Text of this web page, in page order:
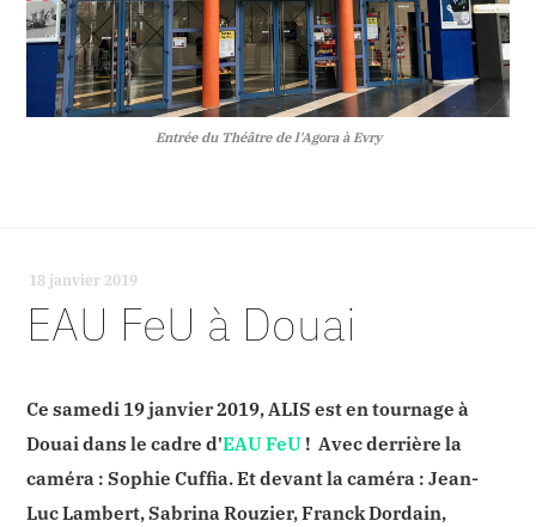
Entrée du Théâtre de l'Agora à Evry
18 janvier 2019
EAU FeU à Douai
Ce samedi 19 janvier 2019, ALIS est en tournage à
Douai dans le cadre d'EAU FeU ! Avec derrière la
caméra : Sophie Cuffia. Et devant la caméra : Jean-
Luc Lambert, Sabrina Rouzier, Franck Dordain,